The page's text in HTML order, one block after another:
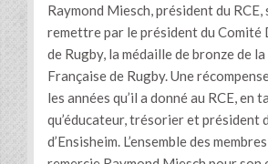
Raymond Miesch, président du RCE,
remettre par le président du Comité
de Rugby, la médaille de bronze de
Française de Rugby. Une
les années qu’il a donné au RCE, en
qu’éducateur, trésorier et président
d’Ensisheim. L’ensemble des